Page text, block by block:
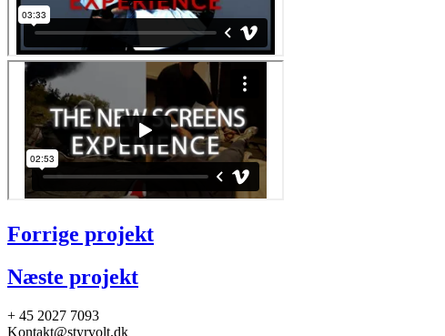
Forrige projekt
Næste projekt
+ 45 2027 7093
Kontakt@styrvolt.dk